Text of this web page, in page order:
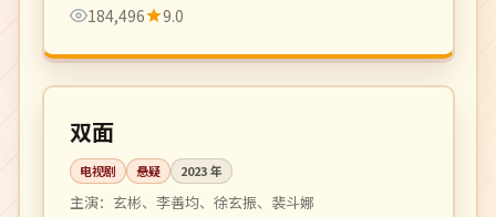
184,496
9.0
韩国
完结 全 8 集
双面
电视剧 悬疑 2023年
主演： 玄彬、李善均、徐玄振、裴斗娜